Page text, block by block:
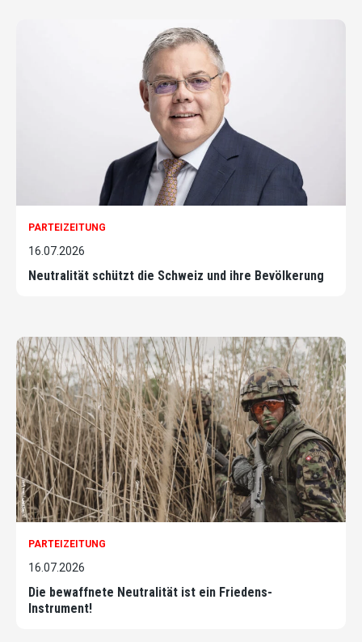
PARTEIZEITUNG
16.07.2026
Neutralität schützt die Schweiz und ihre Bevölkerung
PARTEIZEITUNG
16.07.2026
Die bewaffnete Neutralität ist ein Friedens-
Instrument!